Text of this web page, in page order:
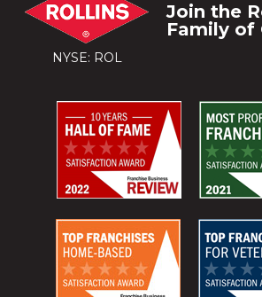
NYSE: ROL
Join the
Family of